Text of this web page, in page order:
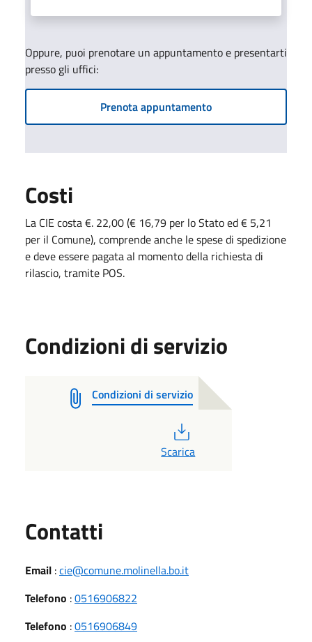
Oppure, puoi prenotare un appuntamento e presentarti
presso gli uffici:
Prenota appuntamento
Costi
La CIE costa €. 22,00 (€ 16,79 per lo Stato ed € 5,21
per il Comune), comprende anche le spese di spedizione
e deve essere pagata al momento della richiesta di
rilascio, tramite POS.
Condizioni di servizio
Condizioni di servizio
Scarica
Contatti
Email :cie@comune.molinella.bo.it
Telefono :0516906822
Telefono :0516906849